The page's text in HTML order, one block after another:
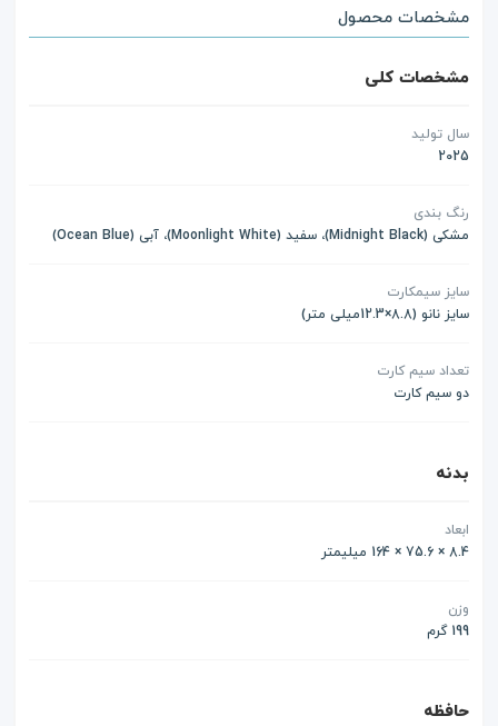
مشخصات محصول
مشخصات کلی
سال تولید
2025
رنگ بندی
مشکی (Midnight Black)، سفید (Moonlight White)، آبی (Ocean Blue)
سایز سیمکارت
سایز نانو (8.8×12.3میلی متر)
تعداد سیم کارت
دو سیم کارت
بدنه
ابعاد
8.4 × 75.6 × 164 میلیمتر
وزن
199 گرم
حافظه